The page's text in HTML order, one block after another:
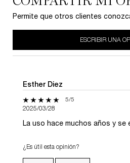
Permite que otros clientes
ESCRIBIR UNA
Esther Diez
5 de 5 estrellas.5/5
2025/03/28
La uso hace muchos años y se
¿Es útil esta opinión?